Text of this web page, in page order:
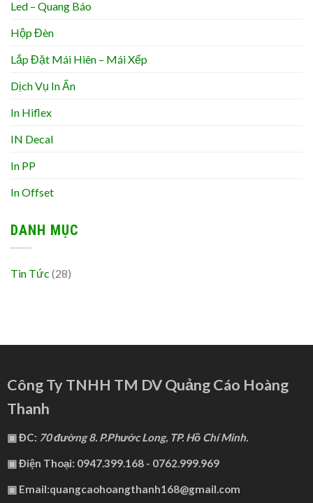
Led – Quang Báo
Hộp Đèn
Lắp Đặt Mái Hiên – Mái Xếp
Dịch Vụ In Ấn
In Hiflex
IN Decal
In PP
In Offset
DANH MỤC
Tin Tức (28)
Công Ty TNHH TM DV Quảng Cáo Hoàng
Thanh
▣ ĐC: 70 đường 8. P.Phước Long, TP. Hồ Chí Minh.
▣ Điện Thoại: 0947.399.168 - 0762.999.969
▣ Email:quangcaohoangthanh168@gmail.com